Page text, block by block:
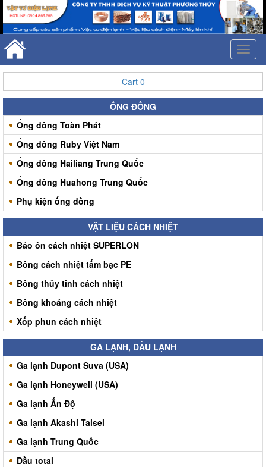
Cart 0
ỐNG ĐỒNG
Ống đồng Toàn Phát
Ống đồng Ruby Việt Nam
Ống đồng Hailiang Trung Quốc
Ống đồng Huahong Trung Quốc
Phụ kiện ống đồng
VẬT LIỆU CÁCH NHIỆT
Bảo ôn cách nhiệt SUPERLON
Bông cách nhiệt tấm bạc PE
Bông thủy tinh cách nhiệt
Bông khoáng cách nhiệt
Xốp phun cách nhiệt
GA LẠNH, DẦU LẠNH
Ga lạnh Dupont Suva (USA)
Ga lạnh Honeywell (USA)
Ga lạnh Ấn Độ
Ga lạnh Akashi Taisei
Ga lạnh Trung Quốc
Dầu total